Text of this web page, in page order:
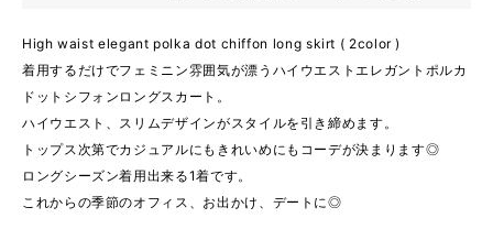
High waist elegant polka dot chiffon long skirt ( 2color )
着用するだけでフェミニン雰囲気が漂うハイウエストエレガントポルカ
ドットシフォンロングスカート。
ハイウエスト、スリムデザインがスタイルを引き締めます。
トップス次第でカジュアルにもきれいめにもコーデが決まります◎
ロングシーズン着用出来る1着です。
これからの季節のオフィス、お出かけ、デートに◎